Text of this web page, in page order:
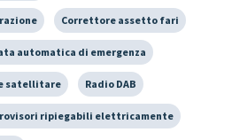
Correttore assetto fari
automatica di emergenza
satellitare Radio DAB
ripiegabili elettricamente